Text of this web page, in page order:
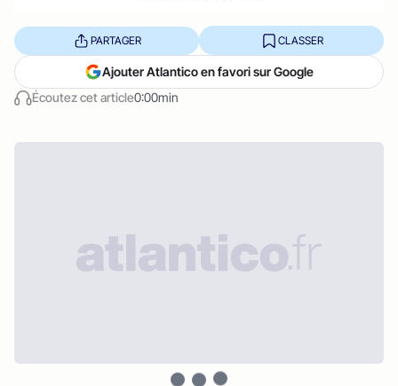
Écoutez cet article0:00min
PARTAGER CLASSER
Ajouter Atlantico en favori sur Google